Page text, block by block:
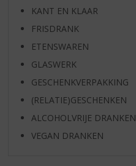
KANT EN KLAAR
FRISDRANK
ETENSWAREN
GLASWERK
GESCHENKVERPAKKING
(RELATIE)GESCHENKEN
ALCOHOLVRIJE DRANKEN
VEGAN DRANKEN